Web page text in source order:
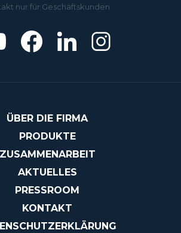
nur für Geschäftskunden.
ÜBER DIE FIRMA
PRODUKTE
ZUSAMMENARBEIT
AKTUELLES
PRESSROOM
KONTAKT